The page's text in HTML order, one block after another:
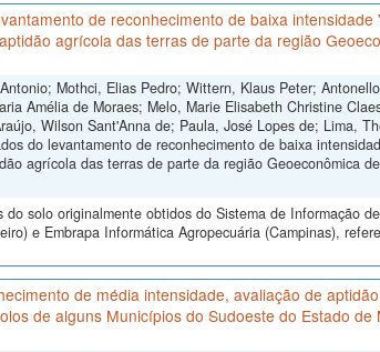
de reconhecimento de baixa
agrícola das terras de parte da região
Mothci, Elias Pedro; Wittern, Klaus Peter;
Amélia de Moraes; Melo, Marie Elisabeth Christine
Wilson Sant'Anna de; Paula, José Lopes de; Lima,
do levantamento de reconhecimento de baixa
agrícola das terras de parte da região Geoeconômica
solo originalmente obtidos do Sistema de Informação
e Embrapa Informática Agropecuária (Campinas),
de média intensidade, avaliação de
de alguns Municípios do Sudoeste do Estado de